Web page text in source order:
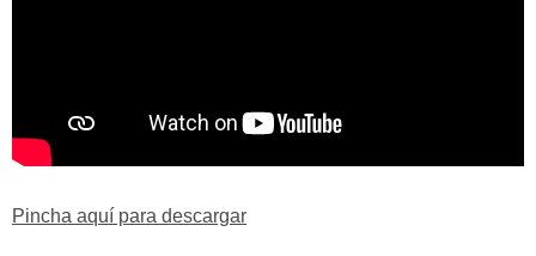
Pincha aquí para descargar